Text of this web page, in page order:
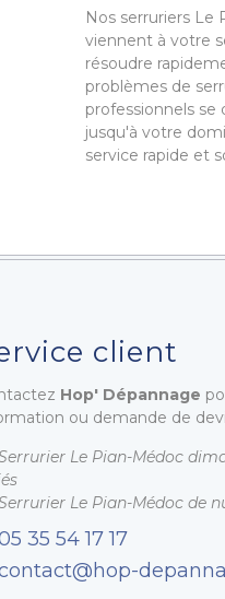
Nos serruriers Le
viennent à votre
résoudre
problèmes de
professionnels se
jusqu'à votre
service rapide et
client
Hop' Dépannage
ou demande de
Le Pian-Médoc
Le Pian-Médoc de
35 54 17 17